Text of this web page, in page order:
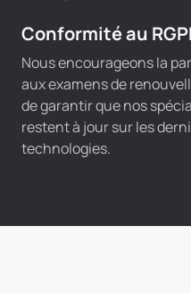
Conformité au
Nous encourageons la
aux examens de
de garantir que nos
restent à jour sur les
technologies.